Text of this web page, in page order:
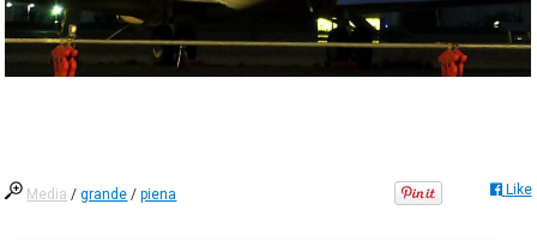
Media /grande /piena Like